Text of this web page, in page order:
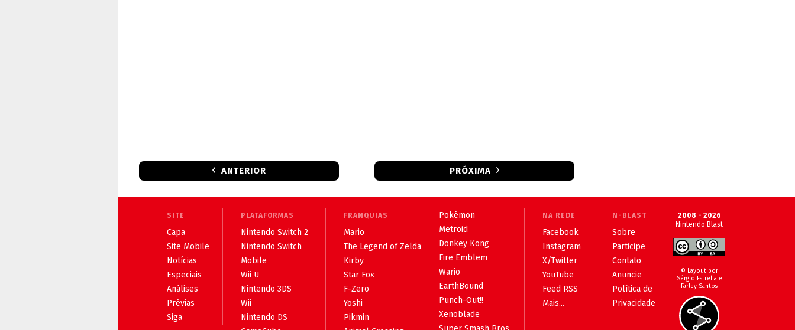
ANTERIOR PRÓXIMA
SITE
Capa
Site Mobile
Notícias
Especiais
Análises
Prévias
Siga
PLATAFORMAS
Nintendo Switch 2
Nintendo Switch
Mobile
Wii U
Nintendo 3DS
Wii
Nintendo DS
FRANQUIAS
Mario
The Legend of Zelda
Kirby
Star Fox
F-Zero
Yoshi
Pikmin
Pokémon
Metroid
Donkey Kong
Fire Emblem
Wario
EarthBound
Punch-Out!!
Xenoblade
NA REDE
Facebook
Instagram
X/Twitter
YouTube
Feed RSS
Mais...
N-BLAST
Sobre
Participe
Contato
Anuncie
Política de
Privacidade
2008 - 2026
Nintendo Blast
© Layout por
Sérgio Estrella e
Farley Santos